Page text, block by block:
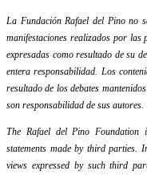
La Fundación Rafael del Pino no
manifestaciones realizados por las
expresadas como resultado de su
entera responsabilidad. Los
resultado de los debates
son responsabilidad de sus autores.
The Rafael del Pino Foundation
statements made by third parties.
views expressed by such third